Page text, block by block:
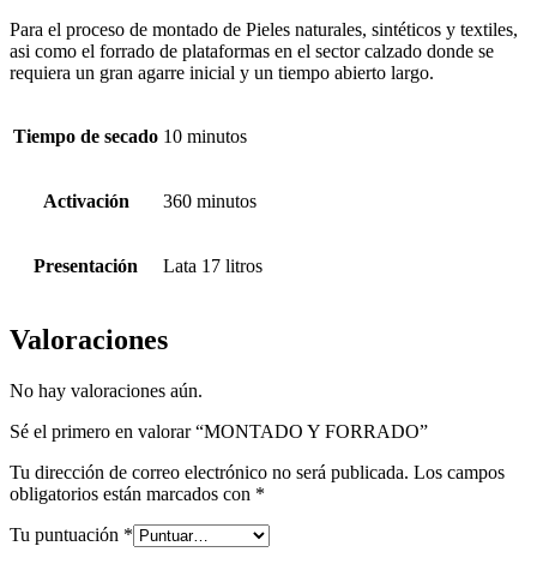
Para el proceso de montado de Pieles naturales, sintéticos y textiles,
asi como el forrado de plataformas en el sector calzado donde se
requiera un gran agarre inicial y un tiempo abierto largo.
Tiempo de secado 10 minutos
Activación 360 minutos
Presentación Lata 17 litros
Valoraciones
No hay valoraciones aún.
Sé el primero en valorar “MONTADO Y FORRADO”
Tu dirección de correo electrónico no será publicada. Los campos
obligatorios están marcados con *
Tu puntuación *